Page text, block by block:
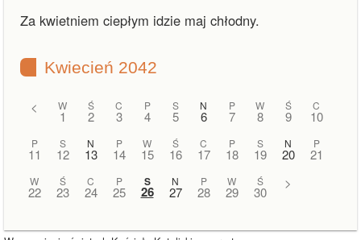
Za kwietniem ciepłym idzie maj chłodny.
Kwiecień 2042
< W
1
Ś
2
C
3
P
4
S
5
N
6
P
7
W
8
Ś
9
C
10
P
11
S
12
N
13
P
14
W
15
Ś
16
C
17
P
18
S
19
N
20
P
21
W
22
Ś
23
C
24
P
25
S
26
N
27
P
28
W
29
Ś
30
>